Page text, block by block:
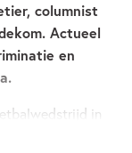
columnist
Actueel
en
in
voetballers. De